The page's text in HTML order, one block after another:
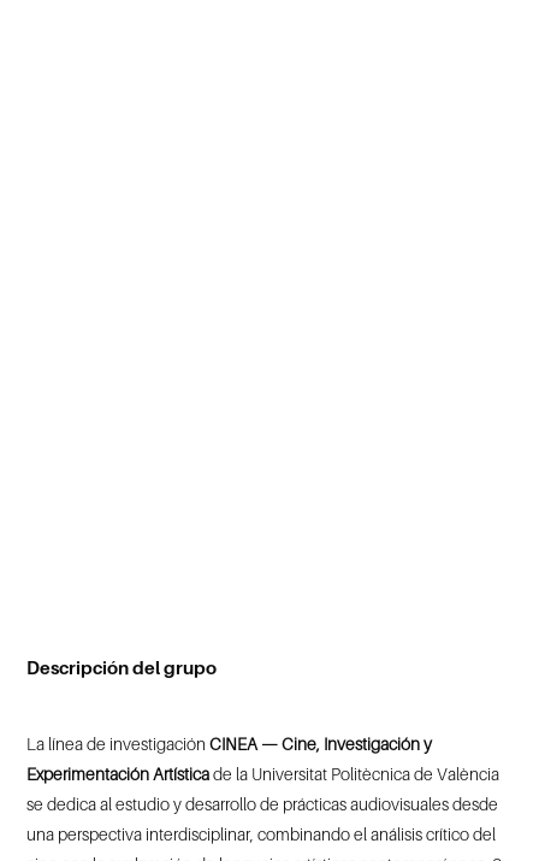
Descripción del grupo
La línea de investigaciónCINEA — Cine, Investigación y
Experimentación Artísticade la Universitat Politècnicade València
se dedica al estudio y desarrollo de prácticas audiovisuales desde
una perspectiva interdisciplinar, combinando el análisis crítico del